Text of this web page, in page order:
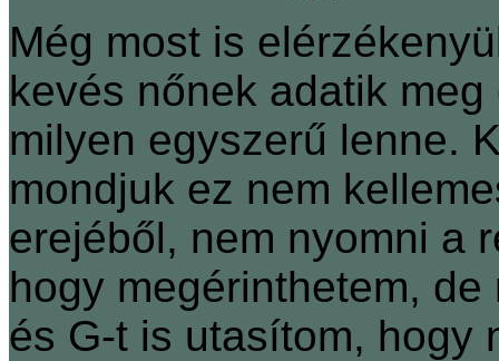
Még most is
kevés nőnek adatik
milyen egyszerű lenne.
mondjuk ez nem
erejéből, nem nyomni a
hogy megérinthetem,
és G-t is utasítom, hogy